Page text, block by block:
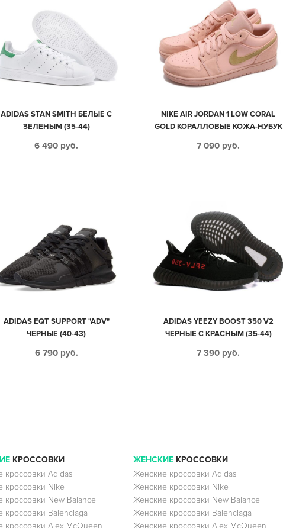
ADIDAS STAN SMITH БЕЛЫЕ С
ЗЕЛЕНЫМ (35-44)
6 490 руб.
NIKE AIR JORDAN 1 LOW CORAL
GOLD КОРАЛЛОВЫЕ КОЖА-НУБУК
7 090 руб.
ADIDAS EQT SUPPORT "ADV"
ЧЕРНЫЕ (40-43)
6 790 руб.
ADIDAS YEEZY BOOST 350 V2
ЧЕРНЫЕ С КРАСНЫМ (35-44)
7 390 руб.
КРОССОВКИ
кроссовки Adidas
кроссовки Nike
кроссовки New Balance
кроссовки Balenciaga
кроссовки Alex McQueen
ЖЕНСКИЕКРОССОВКИ
Женские кроссовки Adidas
Женские кроссовки Nike
Женские кроссовки New Balance
Женские кроссовки Balenciaga
Женские кроссовки Alex McQueen